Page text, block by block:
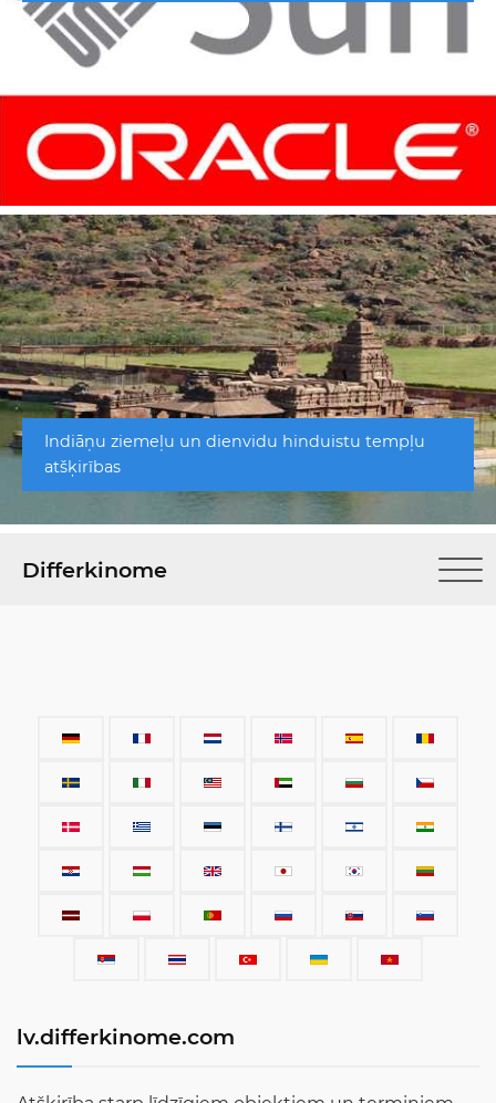
Indiāņu ziemeļu un dienvidu hinduistu tempļu
atšķirības
Differkinome
lv.differkinome.com